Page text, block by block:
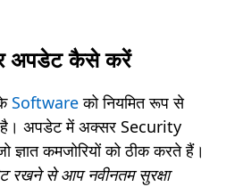
अपडेट कैसे करें
Softwareको नियमित रूप से
है। अपडेट में अक्सर Security
ज्ञात कमजोरियों को ठीक करते हैं।
रखने से आप नवीनतम सुरक्षा